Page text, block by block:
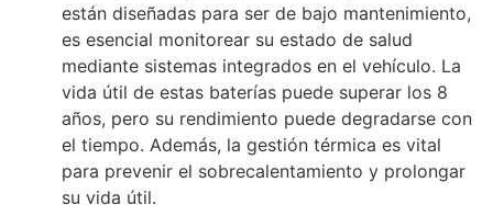
están diseñadas para ser de bajo mantenimiento,
es esencial monitorear su estado de salud
mediante sistemas integrados en el vehículo. La
vida útil de estas baterías puede superar los 8
años, pero su rendimiento puede degradarse con
el tiempo. Además, la gestión térmica es vital
para prevenir el sobrecalentamiento y prolongar
su vida útil.